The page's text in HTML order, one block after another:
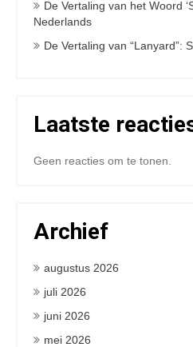
De Vertaling van het Woord
Nederlands
De Vertaling van “Lanyard”:
Laatste
Geen reacties om te tonen.
Archief
augustus 2026
juli 2026
juni 2026
mei 2026